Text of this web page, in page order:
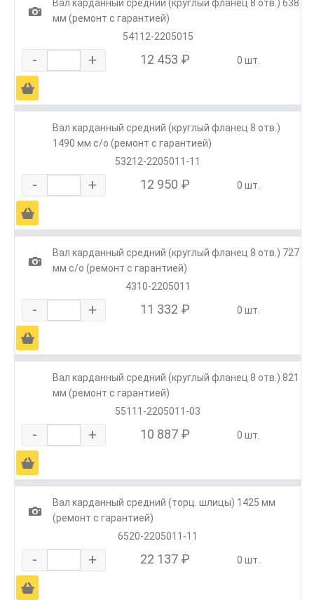
1
Вал карданный средний (круглый фланец 8 отв.) 638
мм (ремонт с гарантией)
54112-2205015
- + 12 453 ₽ 0 шт.
Ä
Вал карданный средний (круглый фланец 8 отв.)
1490 мм с/о (ремонт с гарантией)
53212-2205011-11
- + 12 950 ₽ 0 шт.
Ä
1
Вал карданный средний (круглый фланец 8 отв.) 727
мм с/о (ремонт с гарантией)
4310-2205011
- + 11 332 ₽ 0 шт.
Ä
Вал карданный средний (круглый фланец 8 отв.) 821
мм (ремонт с гарантией)
55111-2205011-03
- + 10 887 ₽ 0 шт.
Ä
1
Вал карданный средний (торц. шлицы) 1425 мм
(ремонт с гарантией)
6520-2205011-11
- + 22 137 ₽ 0 шт.
Ä